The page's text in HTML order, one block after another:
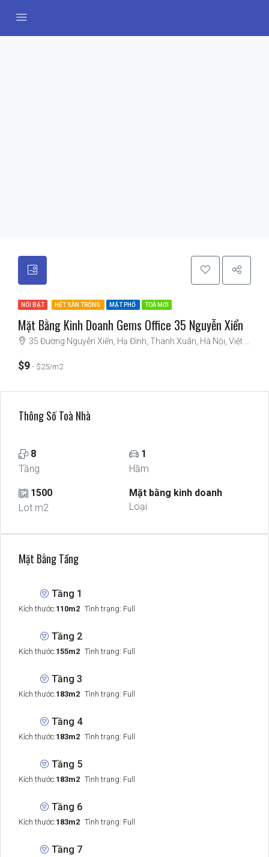
NỔI BẬT HẾT SÀN TRỐNG MẶT PHỐ TOÀ MỚI
Mặt Bằng Kinh Doanh Gems Office 35 Nguyễn Xiển
35 Đường Nguyễn Xiển, Hạ Đình, Thanh Xuân, Hà Nội, Việt Nam
$9 $25/m2
Thông Số Toà Nhà
8
Tầng
1
Hầm
1500
Lot m2
Mặt bằng kinh doanh
Loại
Mặt Bằng Tầng
Tầng 1
Kích thước:110m2 Tình trạng: Full
Tầng 2
Kích thước:155m2 Tình trạng: Full
Tầng 3
Kích thước:183m2 Tình trạng: Full
Tầng 4
Kích thước:183m2 Tình trạng: Full
Tầng 5
Kích thước:183m2 Tình trạng: Full
Tầng 6
Kích thước:183m2 Tình trạng: Full
Tầng 7